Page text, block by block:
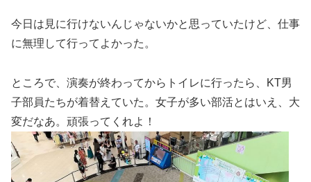
今日は見に行けないんじゃないかと思っていたけど、仕事
に無理して行ってよかった。
ところで、演奏が終わってからトイレに行ったら、KT男
子部員たちが着替えていた。女子が多い部活とはいえ、大
変だなあ。頑張ってくれよ！